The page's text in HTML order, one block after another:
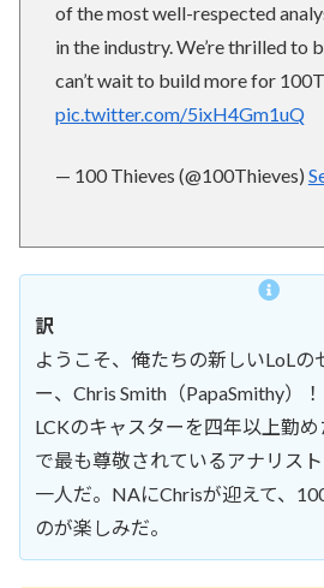
of the most well-respected
in the industry. We’re thrilled to
can’t wait to build more for
pic.twitter.com/5ixH4Gm1uQ
— 100 Thieves (@100Thieves)
訳
ようこそ、俺たちの新しいLoLの
ー、Chris Smith（PapaSmithy）！
LCKのキャスターを四年以上勤
で最も尊敬されているアナリス
一人だ。NAにChrisが迎えて、
のが楽しみだ。